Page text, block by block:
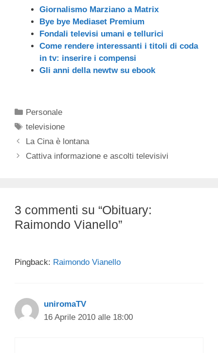
Giornalismo Marziano a Matrix
Bye bye Mediaset Premium
Fondali televisi umani e tellurici
Come rendere interessanti i titoli di coda
in tv: inserire i compensi
Gli anni della newtw su ebook
Categorie
Personale
Tag
televisione
La Cina è lontana
Cattiva informazione e ascolti televisivi
3 commenti su “Obituary:
Raimondo Vianello”
Pingback: Raimondo Vianello
uniromaTV
16 Aprile 2010 alle 18:00